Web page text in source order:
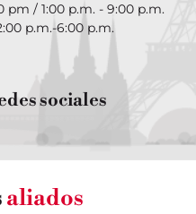
pm / 1:00 p.m. - 9:00 p.m.
p.m.-6:00 p.m.
sociales
aliados